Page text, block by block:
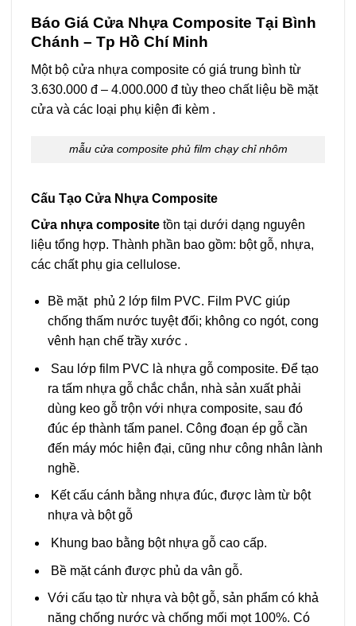
Báo Giá Cửa Nhựa Composite Tại Bình
Chánh – Tp Hồ Chí Minh
Một bộ cửa nhựa composite có giá trung bình từ
3.630.000 đ – 4.000.000 đ tùy theo chất liệu bề mặt
cửa và các loại phụ kiện đi kèm .
mẫu cửa composite phủ film chạy chỉ nhôm
Cấu Tạo Cửa Nhựa Composite
Cửa nhựa composite tồn tại dưới dạng nguyên
liệu tổng hợp. Thành phần bao gồm: bột gỗ, nhựa,
các chất phụ gia cellulose.
Bề mặt phủ 2 lớp film PVC. Film PVC giúp
chống thấm nước tuyệt đối; không co ngót, cong
vênh hạn chế trầy xước .
Sau lớp film PVC là nhựa gỗ composite. Để tạo
ra tấm nhựa gỗ chắc chắn, nhà sản xuất phải
dùng keo gỗ trộn với nhựa composite, sau đó
đúc ép thành tấm panel. Công đoạn ép gỗ cần
đến máy móc hiện đại, cũng như công nhân lành
nghề.
Kết cấu cánh bằng nhựa đúc, được làm từ bột
nhựa và bột gỗ
Khung bao bằng bột nhựa gỗ cao cấp.
Bề mặt cánh được phủ da vân gỗ.
Với cấu tạo từ nhựa và bột gỗ, sản phẩm có khả
năng chống nước và chống mối mọt 100%. Có